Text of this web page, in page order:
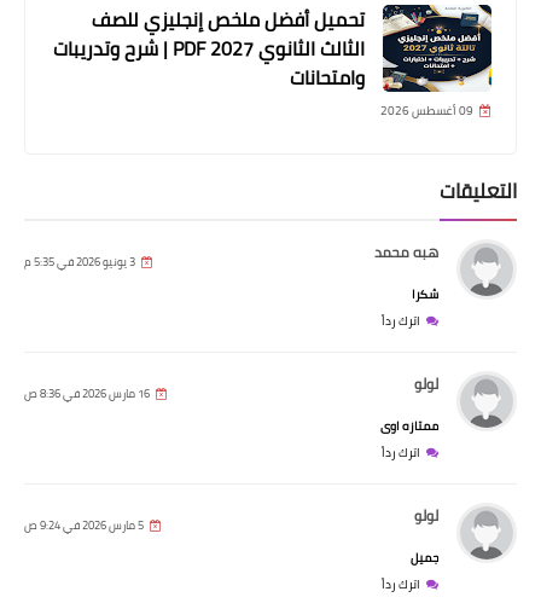
تحميل أفضل ملخص إنجليزي للصف
الثالث الثانوي 2027 PDF | شرح وتدريبات
وامتحانات
09 أغسطس 2026
التعليقات
هبه محمد 3 يونيو 2026 في 5:35 م
شكرا
اترك رداً
لولو 16 مارس 2026 في 8:36 ص
ممتازه اوى
اترك رداً
لولو 5 مارس 2026 في 9:24 ص
جميل
اترك رداً